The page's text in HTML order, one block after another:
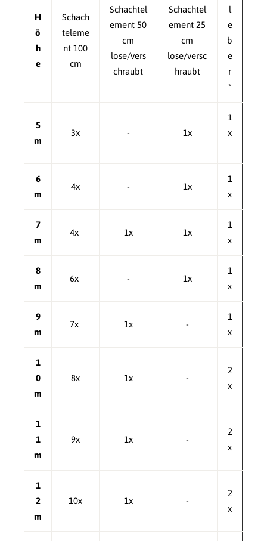
H
ö
h
e
Schach
teleme
nt 100
cm
Schachtel
ement 50
cm
lose/vers
chraubt
Schachtel
ement 25
cm
lose/versc
hraubt
l
e
b
e
r
*
5
m
3x - 1x
1
x
6
m
4x - 1x
1
x
7
m
4x 1x 1x
1
x
8
m
6x - 1x
1
x
9
m
7x 1x -
1
x
1
0
m
8x 1x -
2
x
1
1
m
9x 1x -
2
x
1
2
m
10x 1x -
2
x